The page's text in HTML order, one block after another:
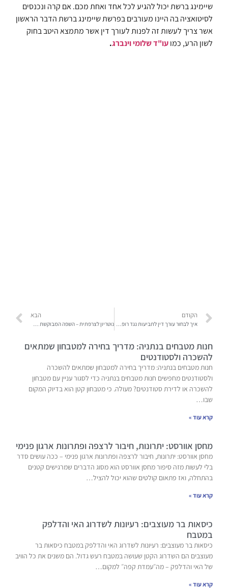
שיימינג ברשת יכול להגיע לכל אחד ואחת מכם. אם קרה ונכנסים
לסיטואציה בה היינו מעורבים בפרשת שיימינג ברשת הדבר הראשון
אשר צריך לעשות זה לפנות לעורך דין אשר מתמצא היטב בחוק
לשון הרע, כמועו"ד שלומי וינברג.
הקודם הבא
חנות מטבחים בנתניה: מדריך בחירה למטבחון שמתאים
להשכרה ולסטודנטים
חנות מטבחים בנתניה: מדריך בחירה למטבחון שמתאים להשכרה
ולסטודנטים מחפשים חנות מטבחים בנתניה כדי לסגור עניין עם מטבחון
להשכרה או לדירת סטודנטים? מעולה. כי מטבחון קטן הוא בדיוק המקום
שבו…
קרא עוד »
מחסן אוורסט: יתרונות, חיבור לרצפה ופתרונות ארגון פנימי
מחסן אוורסט: יתרונות, חיבור לרצפה ופתרונות ארגון פנימי – ככה עושים סדר
בלי לעשות מזה סיפור מחסן אוורסט הוא מסוג הדברים שמרגישים קטנים
בהתחלה, ואז פתאום קולטים שהוא יכול להציל…
קרא עוד »
כיסאות בר מעוצבים: רעיונות לשדרוג האי והדלפק
במטבח
כיסאות בר מעוצבים: רעיונות לשדרוג האי והדלפק במטבח כיסאות בר
מעוצבים הם השדרוג הקטן שעושה במטבח רעש גדול. הם משנים את כל הוויב
של האי והדלפק – מה״עמדת קפה״ למקום…
קרא עוד »